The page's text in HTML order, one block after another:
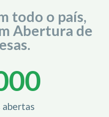
todo o país,
Abertura de
abertas